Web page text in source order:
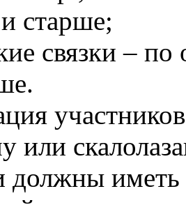
старше;
связки –
или
должны иметь